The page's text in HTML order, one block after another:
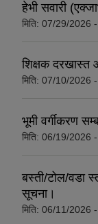
हेभी सवारी
मिति: 07/29/2026
शिक्षक दरखास्त
मिति: 07/10/2026
भूमी वर्गीकरण
मिति: 06/19/2026
बस्ती/टोल/वडा
सूचना।
मिति: 06/11/2026